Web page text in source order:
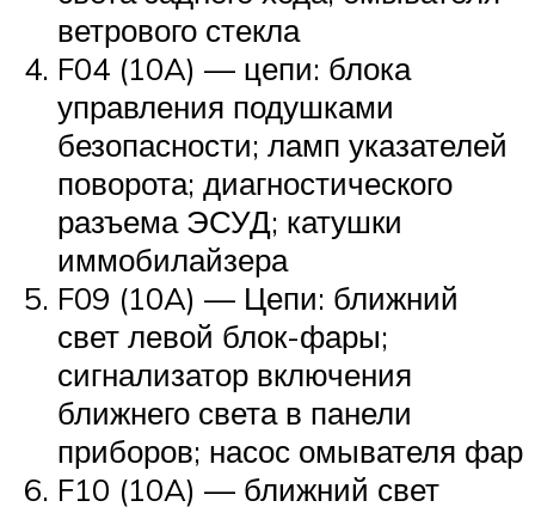
ветрового стекла
F04 (10A) — цепи: блока
управления подушками
безопасности; ламп указателей
поворота; диагностического
разъема ЭСУД; катушки
иммобилайзера
F09 (10A) — Цепи: ближний
свет левой блок-фары;
сигнализатор включения
ближнего света в панели
приборов; насос омывателя фар
F10 (10A) — ближний свет